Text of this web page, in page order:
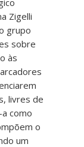
Zigelli
grupo
sobre
às
livres de
como
o
um